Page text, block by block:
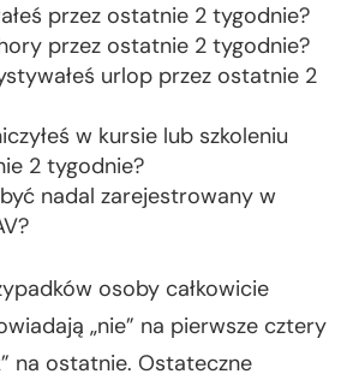
przez ostatnie 2 tygodnie?
przez ostatnie 2 tygodnie?
urlop przez ostatnie 2
w kursie lub szkoleniu
2 tygodnie?
nadal zarejestrowany w
osoby całkowicie
„nie” na pierwsze cztery
na ostatnie. Ostateczne